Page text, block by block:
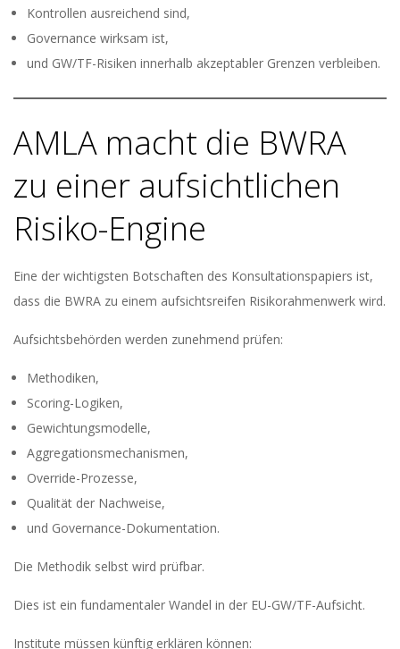
Kontrollen ausreichend sind,
Governance wirksam ist,
und GW/TF-Risiken innerhalb akzeptabler Grenzen verbleiben.
AMLA macht die BWRA
zu einer aufsichtlichen
Risiko-Engine
Eine der wichtigsten Botschaften des Konsultationspapiers ist,
dass die BWRA zu einem aufsichtsreifen Risikorahmenwerk wird.
Aufsichtsbehörden werden zunehmend prüfen:
Methodiken,
Scoring-Logiken,
Gewichtungsmodelle,
Aggregationsmechanismen,
Override-Prozesse,
Qualität der Nachweise,
und Governance-Dokumentation.
Die Methodik selbst wird prüfbar.
Dies ist ein fundamentaler Wandel in der EU-GW/TF-Aufsicht.
Institute müssen künftig erklären können: